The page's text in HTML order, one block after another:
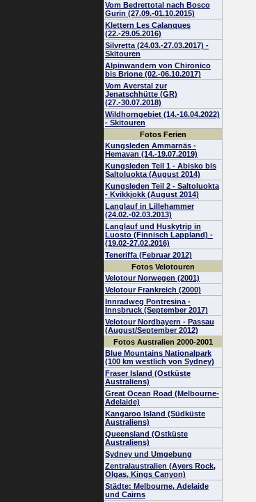
Vom Bedrettotal nach Bosco
Gurin (27.09.-01.10.2015)
Klettern Les Calanques
(22.-29.05.2016)
Silvretta (24.03.-27.03.2017) -
Skitouren
Alpinwandern von Chironico
bis Brione (02.-06.10.2017)
Vom Averstal zur
Jenatschhütte (GR)
(27.-30.07.2018)
Wildhorngebiet (14.-16.04.2022)
- Skitouren
Fotos Ferien
Kungsleden Ammarnäs -
Hemavan (14.-19.07.2019)
Kungsleden Teil 1 - Abisko bis
Saltoluokta (August 2014)
Kungsleden Teil 2 - Saltoluokta
- Kvikkjokk (August 2014)
Langlauf in Lillehammer
(24.02.-02.03.2013)
Langlauf und Huskytrip in
Luosto (Finnisch Lappland) -
(19.02-27.02.2016)
Teneriffa (Februar 2012)
Fotos Velotouren
Velotour Norwegen (2001)
Velotour Frankreich (2000)
Innradweg Pontresina -
Innsbruck (September 2017)
Velotour Nordbayern - Passau
(August/September 2012)
Fotos Australien 2000-2001
Blue Mountains Nationalpark
(100 km westlich von Sydney)
Fraser Island (Ostküste
Australiens)
Great Ocean Road (Melbourne-
Adelaide)
Kangaroo Island (Südküste
Australiens)
Queensland (Ostküste
Australiens)
Sydney und Umgebung
Zentralaustralien (Ayers Rock,
Olgas, Kings Canyon)
Städte: Melbourne, Adelaide
und Cairns